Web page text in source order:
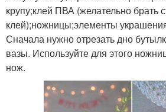
крупу;клей ПВА (желательно брать
клей);ножницы;элементы
Сначала нужно отрезать дно
вазы. Используйте для этого
нож.